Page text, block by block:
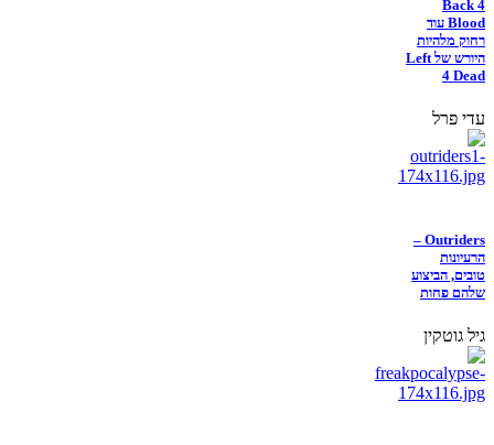
Back 4
Blood עוד
רחוק מלהיות
היורש של Left
4 Dead
עדי פרל
Outriders –
הרעיונות
טובים, הביצוע
שלהם פחות
גיל גוטקין